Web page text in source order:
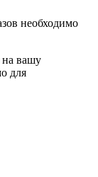
необходимо
на вашу
для